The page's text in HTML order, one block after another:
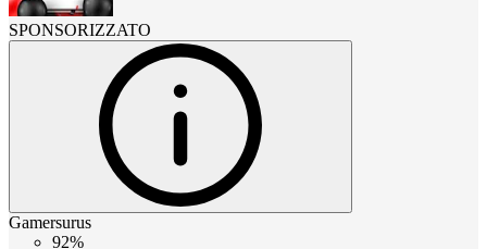
SPONSORIZZATO
Gamersurus
92%